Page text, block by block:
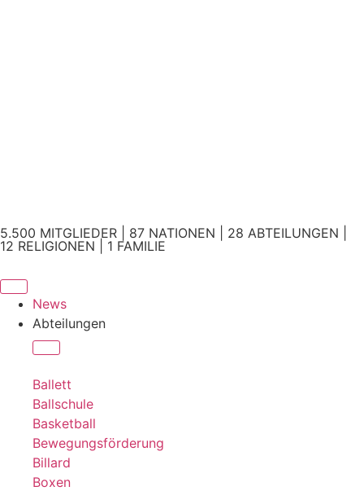
5.500 MITGLIEDER | 87 NATIONEN | 28 ABTEILUNGEN |
12 RELIGIONEN | 1 FAMILIE
News
Abteilungen
Ballett
Ballschule
Basketball
Bewegungsförderung
Billard
Boxen